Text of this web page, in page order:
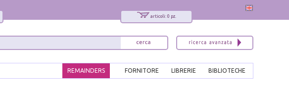
articoli: 0 pz.
BIBLIOTECHE
LIBRERIE
FORNITORE
REMAINDERS